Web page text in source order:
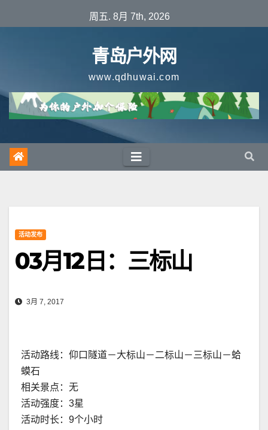
至
周五. 8月 7th, 2026
青岛户外网
www.qdhuwai.com
活动发布
03月12日：三标山
3月 7, 2017
活动路线：仰口隧道－大标山－二标山－三标山－蛤
蟆石
相关景点：无
活动强度：3星
活动时长：9个小时